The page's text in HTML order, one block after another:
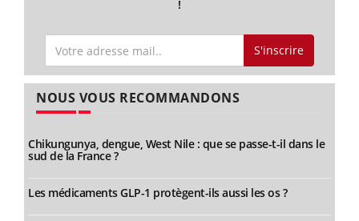
!
S'inscrire
NOUS VOUS RECOMMANDONS
Chikungunya, dengue, West Nile : que se passe-t-il dans le
sud de la France ?
Les médicaments GLP-1 protègent-ils aussi les os ?